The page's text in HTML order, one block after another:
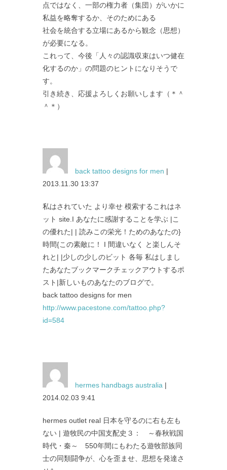
点ではなく、一部の権力者（集団）がいかに
私益を略奪するか、そのためにある
社会を統合する立場にあるから観念（思想）
が必要になる。
これって、今後「人々の認識収束はいつ健在
化するのか」の問題のヒントになりそうで
す。
引き続き、応援よろしくお願いします（＊＾
＾＊）
back tattoo designs for men |
2013.11.30 13:37
私はされていた より幸せ 模索するこれはネ
ット site.I あなたに感謝することを学ぶ |こ
の優れた| | 読みこの栄光！ためのあなたの}
時間{この素敵に！ I 間違いなく と楽しんそ
れと| |少しの少しのビット 各毎 私はしまし
たあなたブックマークチェックアウトするポ
スト|新しいものあなたのブログで。
back tattoo designs for men
http://www.pacestone.com/tattoo.php?
id=584
hermes handbags australia |
2014.02.03 9:41
hermes outlet real 日本を守るのに右も左も
ない | 遊牧民の中国支配史３： ～春秋戦国
時代・秦～ 550年間にもわたる遊牧部族同
士の同類闘争が、心を歪ませ、思想を発達さ